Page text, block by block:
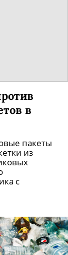
в
пакеты
из
с